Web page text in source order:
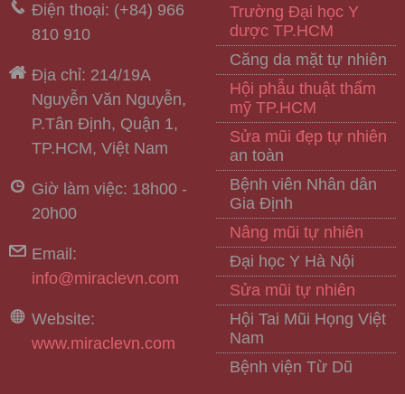
Điện thoại: (+84) 966
810 910
Địa chỉ: 214/19A
Nguyễn Văn Nguyễn,
P.Tân Định, Quận 1,
TP.HCM, Việt Nam
Giờ làm việc: 18h00 -
20h00
Email:
info@miraclevn.com
Website:
www.miraclevn.com
Trường Đại học Y
dược TP.HCM
Căng da mặt tự nhiên
Hội phẫu thuật thẩm
mỹ TP.HCM
Sửa mũi đẹp tự nhiên
an toàn
Bệnh viên Nhân dân
Gia Định
Nâng mũi tự nhiên
Đại học Y Hà Nội
Sửa mũi tự nhiên
Hội Tai Mũi Họng Việt
Nam
Bệnh viện Từ Dũ